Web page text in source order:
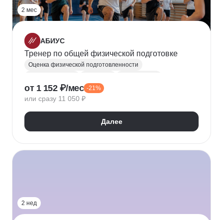
2 мес
АБИУС
Тренер по общей физической подготовке
Оценка физической подготовленности
Физкультура и спорт
от 1 152 ₽/мес -21%
или сразу 11 050 ₽
Далее
2 нед